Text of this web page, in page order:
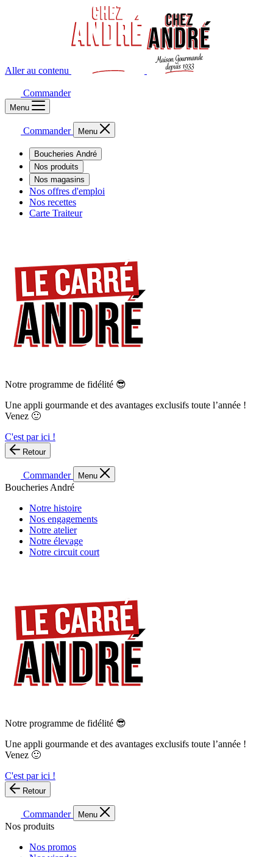
Aller au contenu
Commander
Menu
Commander Menu
Boucheries André
Nos produits
Nos magasins
Nos offres d'emploi
Nos recettes
Carte Traiteur
Notre programme de fidélité 😎
Une appli gourmande et des avantages exclusifs toute l’année !
Venez 🙂
C'est par ici !
Retour
Commander Menu
Boucheries André
Notre histoire
Nos engagements
Notre atelier
Notre élevage
Notre circuit court
Notre programme de fidélité 😎
Une appli gourmande et des avantages exclusifs toute l’année !
Venez 🙂
C'est par ici !
Retour
Commander Menu
Nos produits
Nos promos